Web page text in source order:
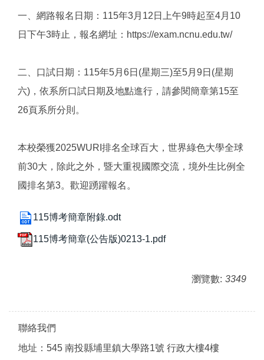
一、網路報名日期：115年3月12日上午9時起至4月10
日下午3時止，報名網址：https://exam.ncnu.edu.tw/
二、口試日期：115年5月6日(星期三)至5月9日(星期
六)，依系所口試日期及地點進行，請參閱簡章第15至
26頁系所分則。
本校榮獲2025WURI排名全球百大，世界綠色大學全球
前30大，除此之外，暨大重視國際交流，境外生比例全
國排名第3。歡迎踴躍報名。
115博考簡章附錄.odt
115博考簡章(公告版)0213-1.pdf
瀏覽數: 3349
聯絡我們
地址：545 南投縣埔里鎮大學路1號 行政大樓4樓